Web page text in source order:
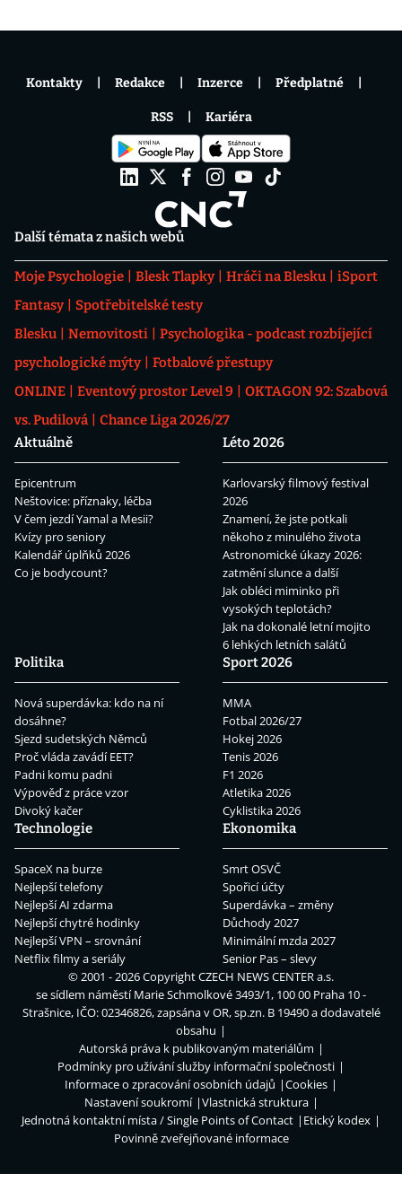
Další témata z našich webů
Moje Psychologie Blesk Tlapky Hráči na Blesku
iSport
Fantasy
Spotřebitelské testy
Blesku
Nemovitosti
Psychologika - podcast rozbíjející
psychologické mýty
Fotbalové přestupy
ONLINE
Eventový prostor Level 9
OKTAGON 92: Szabová
vs. Pudilová
Chance Liga 2026/27
Aktuálně
Epicentrum
Neštovice: příznaky, léčba
V čem jezdí Yamal a Mesii?
Kvízy pro seniory
Kalendář úplňků 2026
Co je bodycount?
Léto 2026
Karlovarský filmový festival
2026
Znamení, že jste potkali
někoho z minulého života
Astronomické úkazy 2026:
zatmění slunce a další
Jak obléci miminko při
vysokých teplotách?
Jak na dokonalé letní mojito
6 lehkých letních salátů
Politika
Nová superdávka: kdo na ní
dosáhne?
Sjezd sudetských Němců
Proč vláda zavádí EET?
Padni komu padni
Výpověď z práce vzor
Divoký kačer
Sport 2026
MMA
Fotbal 2026/27
Hokej 2026
Tenis 2026
F1 2026
Atletika 2026
Cyklistika 2026
Technologie
SpaceX na burze
Nejlepší telefony
Nejlepší AI zdarma
Nejlepší chytré hodinky
Nejlepší VPN – srovnání
Netflix filmy a seriály
Ekonomika
Smrt OSVČ
Spořicí účty
Superdávka – změny
Důchody 2027
Minimální mzda 2027
Senior Pas – slevy
Kontakty Redakce Inzerce Předplatné
RSS Kariéra
© 2001 - 2026 CopyrightCZECH NEWS CENTER a.s.
se sídlem náměstí Marie Schmolkové 3493/1, 100 00 Praha 10 -
Strašnice, IČO: 02346826, zapsána v OR, sp.zn. B 19490 a dodavatelé
obsahu
Autorská práva k publikovaným materiálům
Podmínky pro užívání služby informační společnosti
Informace o zpracování osobních údajů
Cookies
Nastavení soukromí
Vlastnická struktura
Jednotná kontaktní místa / Single Points of Contact
Etický kodex
Povinně zveřejňované informace